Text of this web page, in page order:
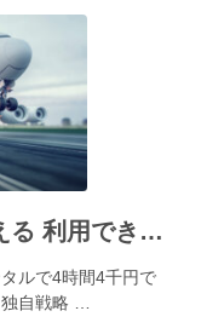
お値打ち価格でベンツが買える 利用できる メルセデスベンツの新戦略
ルで4時間4千円で
自戦略 …